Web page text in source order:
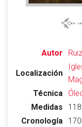
Abrir menú principal
Autor
Localización
Técnica
Medidas
Cronología